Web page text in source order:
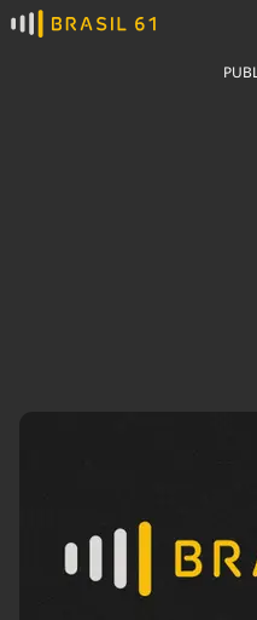
Ver todas as notícias
Tecnologia
Cinema